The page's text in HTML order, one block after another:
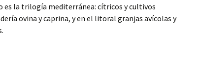
es la trilogía mediterránea: cítricos y cultivos
ovina y caprina, y en el litoral granjas avícolas y